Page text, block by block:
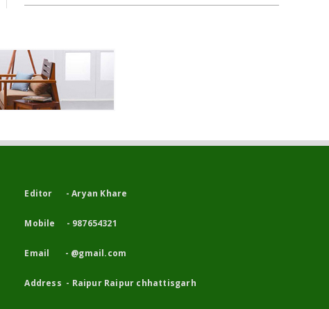
Editor - Aryan Khare
Mobile - 987654321
Email - @gmail.com
Address - Raipur Raipur chhattisgarh